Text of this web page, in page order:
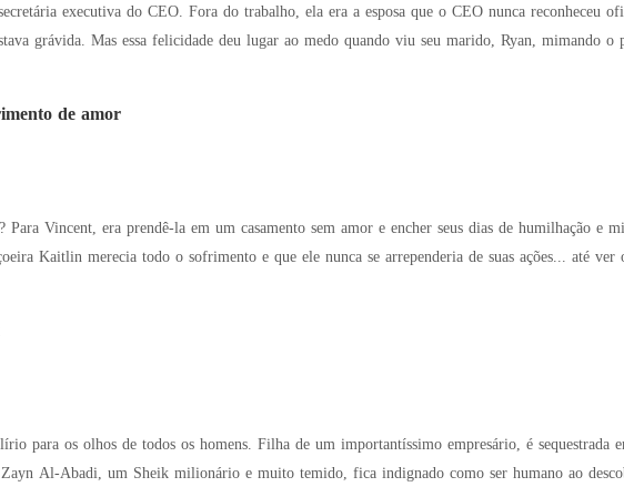
ela era a esposa que o CEO nunca reconheceu oficialmente. Ela ficou muito
grávida. Mas essa felicidade deu lugar ao medo quando viu seu marido, Ryan, mimando
de amor
Kaitlin merecia todo o sofrimento e que ele nunca se arrependeria de suas ações... até ver o túmulo
para os olhos de todos os homens. Filha de um importantíssimo empresário, é sequestrada